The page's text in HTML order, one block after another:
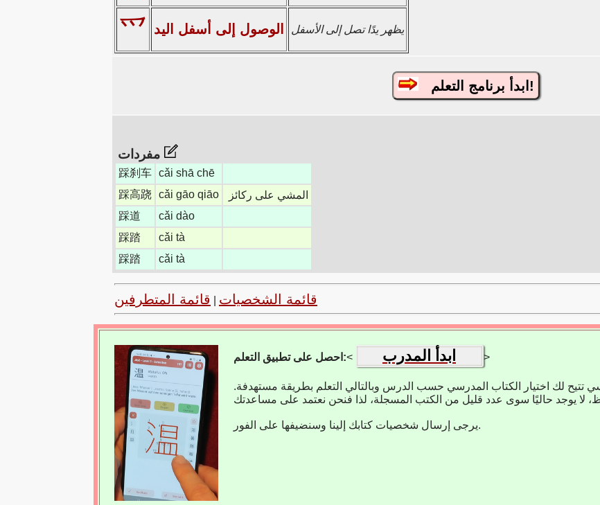
爫 الوصول إلى أسفل اليد يظهر يدًا تصل إلى الأسفل
ابدأ برنامج التعلم!
踩刹车 cǎi shā chē
踩高跷 cǎi gāo qiāo
المشي على ركائز
踩道
cǎi dào
踩踏
cǎi tà
踩踏
cǎi tà
قائمة الشخصيات قائمة المتطرفين
احصل على تطبيق التعلم:< ابدأ المدرب >
تتيح لك اختيار الكتاب المدرسي حسب الدرس وبالتالي التعلم بطريقة مستهدفة.
يرجى إرسال شخصيات كتابك إلينا وسنضيفها على الفور.